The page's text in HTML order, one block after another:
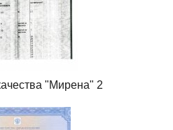
"Мирена" 2